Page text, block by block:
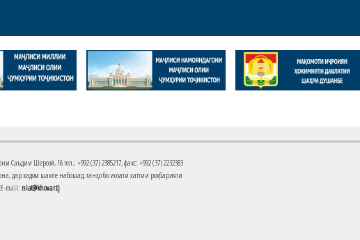
Шерозӣ, 16 тел.: +992 (37) 2385217, факс: +992 (37) 2232383
дар кадом шакле набошад, танҳо бо иҷозати хаттии роҳбарияти
mail: niat@khovar.tj